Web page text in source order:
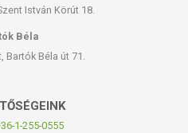
István Körút 18.
Béla
Bartók Béla út 71.
1-255-0555